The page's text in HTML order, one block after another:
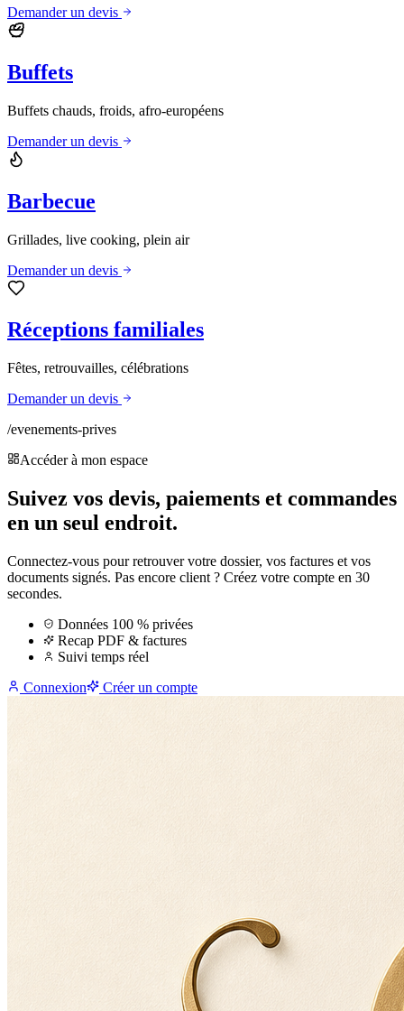
Demander un devis
Buffets
Buffets chauds, froids, afro-européens
Demander un devis
Barbecue
Grillades, live cooking, plein air
Demander un devis
Réceptions familiales
Fêtes, retrouvailles, célébrations
Demander un devis
/evenements-prives
Accéder à mon espace
Suivez vos devis, paiements et commandes
en un seul endroit.
Connectez-vous pour retrouver votre dossier, vos factures et vos
documents signés. Pas encore client ? Créez votre compte en 30
secondes.
Données 100 % privées
Recap PDF & factures
Suivi temps réel
Connexion
Créer un compte